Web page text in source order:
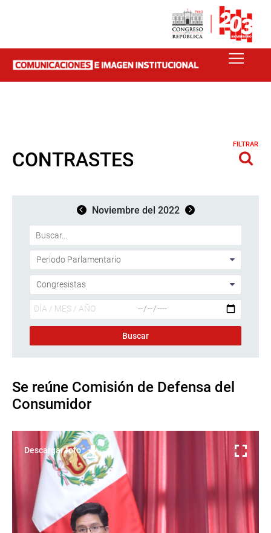
CONTRASTES
FILTRAR
Noviembre del 2022
Se reúne Comisión de Defensa del
Consumidor
Descargar foto